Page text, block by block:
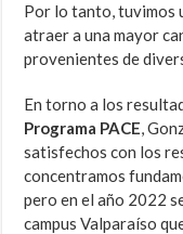
Por lo tanto, tuvimos
atraer a una mayor
provenientes de
En torno a los
Programa PACE,
satisfechos con los
concentramos
pero en el año 2022
campus Valparaíso